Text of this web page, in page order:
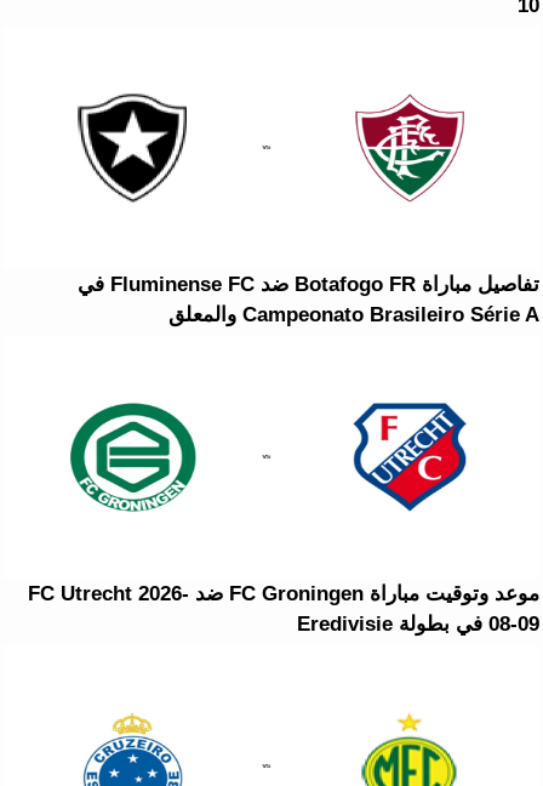
10
تفاصيل مباراة Botafogo FR ضد Fluminense FC في
Campeonato Brasileiro Série A والمعلق
موعد وتوقيت مباراة FC Groningen ضد FC Utrecht 2026-
08-09 في بطولة Eredivisie